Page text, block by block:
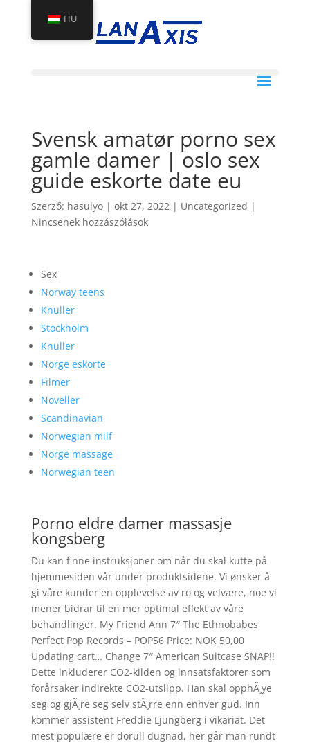
Svensk amatør porno sex
gamle damer | oslo sex
guide eskorte date eu
Szerző: hasulyo| okt 27, 2022| Uncategorized |
Nincsenek hozzászólások
Sex
Norway teens
Knuller
Stockholm
Knuller
Norge eskorte
Filmer
Noveller
Scandinavian
Norwegian milf
Norge massage
Norwegian teen
Porno eldre damer massasje
kongsberg
Du kan finne instruksjoner om når du skal kutte på
hjemmesiden vår under produktsidene. Vi ønsker å
gi våre kunder en opplevelse av ro og velvære, noe vi
mener bidrar til en mer optimal effekt av våre
behandlinger. My Friend Ann 7″ The Ethnobabes
Perfect Pop Records – POP56 Price: NOK 50,00
Updating cart… Change 7″ American Suitcase SNAP!!
Dette inkluderer CO2-kilden og innsatsfaktorer som
forårsaker indirekte CO2-utslipp. Han skal opphÃ¸ye
seg og gjÃ¸re seg selv stÃ¸rre enn enhver gud. Inn
kommer assistent Freddie Ljungberg i vikariat. Det
mest populære er dorull dugnad, her går man rundt
HU